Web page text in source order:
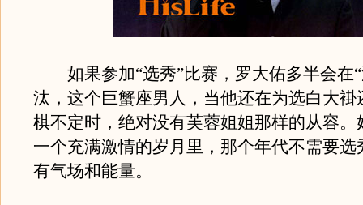
如果参加“选秀”比赛，罗大佑多半会在“
汰，这个巨蟹座男人，当他还在为选白大褂
棋不定时，绝对没有芙蓉姐姐那样的从容。
一个充满激情的岁月里，那个年代不需要选
有气场和能量。